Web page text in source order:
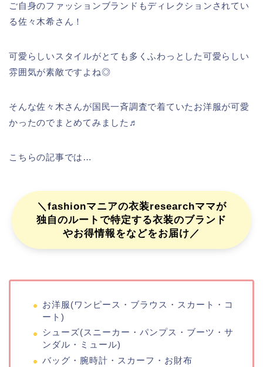
ご自身のファッションブランドもディレクションされてい
る佐々木希さん！
可愛らしいスタイルがとても多くふわっとした可愛らしい
雰囲気が素敵ですよね◎
そんな佐々木さんが国民一斉調査で着ていたお洋服が可愛
かったのでまとめてみました♬
こちらの記事では…
＼fashionマニアの衣装researchママが
独自のルートで特定する衣装のブランド
やお得情報をなどをお届け／
お洋服(ワンピース・ブラウス・スカート・コ
ート)
シューズ(スニーカー・パンプス・ブーツ・サ
ンダル・ミュール)
バッグ・腕時計・スカーフ・お財布